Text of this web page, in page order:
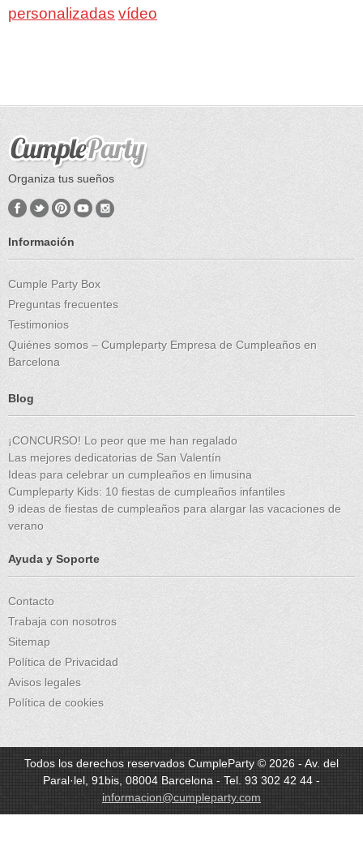
personalizadas vídeo
Organiza tus sueños
Información
Cumple Party Box
Preguntas frecuentes
Testimonios
Quiénes somos – Cumpleparty Empresa de Cumpleaños en
Barcelona
Blog
¡CONCURSO! Lo peor que me han regalado
Las mejores dedicatorias de San Valentín
Ideas para celebrar un cumpleaños en limusina
Cumpleparty Kids: 10 fiestas de cumpleaños infantiles
9 ideas de fiestas de cumpleaños para alargar las vacaciones de
verano
Ayuda y Soporte
Contacto
Trabaja con nosotros
Sitemap
Política de Privacidad
Avisos legales
Política de cookies
Todos los derechos reservados CumpleParty © 2026 - Av. del
Paral·lel, 91bis, 08004 Barcelona - Tel. 93 302 42 44 -
informacion@cumpleparty.com